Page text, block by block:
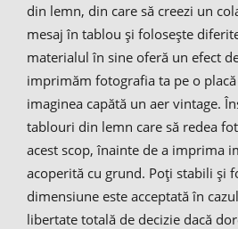
din lemn, din care să creezi un
mesaj în tablou și folosește
materialul în sine oferă un efect
imprimăm fotografia ta pe o
imaginea capătă un aer vintage.
tablouri din lemn care să redea
acest scop, înainte de a imprima
acoperită cu grund. Poți stabili și
dimensiune este acceptată în
libertate totală de decizie dacă